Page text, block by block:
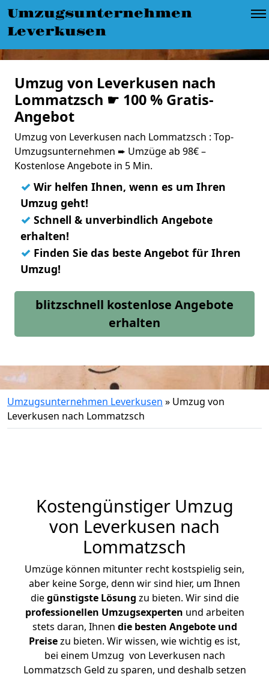
Umzugsunternehmen
Leverkusen
Umzug von Leverkusen nach
Lommatzsch ☛ 100 % Gratis-
Angebot
Umzug von Leverkusen nach Lommatzsch : Top-
Umzugsunternehmen ➨ Umzüge ab 98€ –
Kostenlose Angebote in 5 Min.
✓ Wir helfen Ihnen, wenn es um Ihren
Umzug geht!
✓ Schnell & unverbindlich Angebote
erhalten!
✓ Finden Sie das beste Angebot für Ihren
Umzug!
blitzschnell kostenlose Angebote
erhalten
Umzugsunternehmen Leverkusen » Umzug von
Leverkusen nach Lommatzsch
Kostengünstiger Umzug
von Leverkusen nach
Lommatzsch
Umzüge können mitunter recht kostspielig sein,
aber keine Sorge, denn wir sind hier, um Ihnen
diegünstigste Lösung zu bieten. Wir sind die
professionellen Umzugsexperten und arbeiten
stets daran, Ihnen die besten Angebote und
Preisezu bieten. Wir wissen, wie wichtig es ist,
bei einem Umzug von Leverkusen nach
Lommatzsch Geld zu sparen, und deshalb setzen